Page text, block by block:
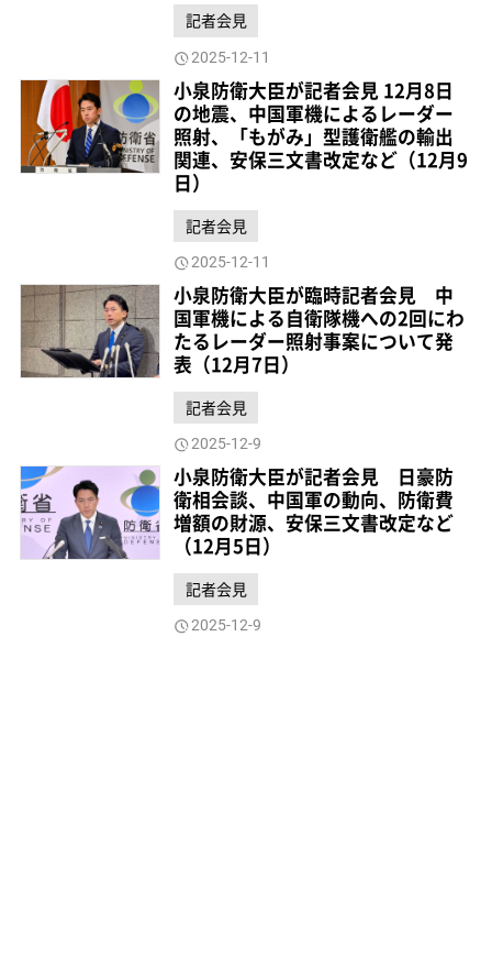
記者会見
2025-12-11
小泉防衛大臣が記者会見 12月8日
の地震、中国軍機によるレーダー
照射、「もがみ」型護衛艦の輸出
関連、安保三文書改定など（12月9
日）
記者会見
2025-12-11
小泉防衛大臣が臨時記者会見 中
国軍機による自衛隊機への2回にわ
たるレーダー照射事案について発
表（12月7日）
記者会見
2025-12-9
小泉防衛大臣が記者会見 日豪防
衛相会談、中国軍の動向、防衛費
増額の財源、安保三文書改定など
（12月5日）
記者会見
2025-12-9